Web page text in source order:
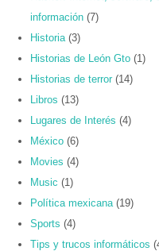
información (7)
Historia (3)
Historias de León Gto (1)
Historias de terror (14)
Libros (13)
Lugares de Interés (4)
México (6)
Movies (4)
Music (1)
Política mexicana (19)
Sports (4)
Tips y trucos informáticos